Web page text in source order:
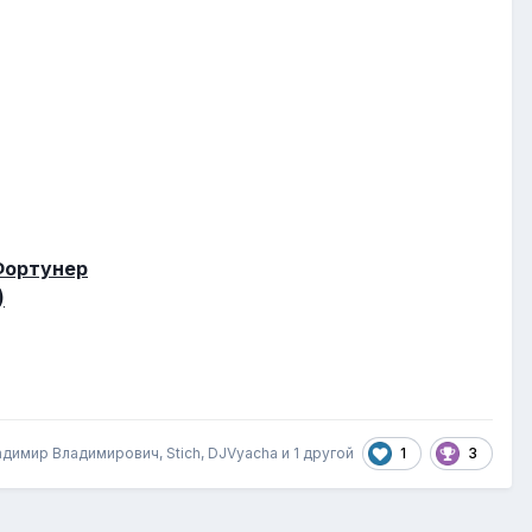
Владимирович, Stich, DJVyacha и 1 другой 1 3